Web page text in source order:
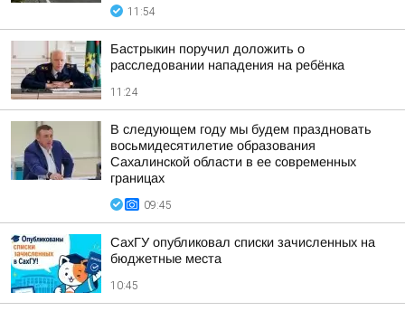
11:54
Бастрыкин поручил доложить о
расследовании нападения на ребёнка
11:24
В следующем году мы будем праздновать
восьмидесятилетие образования
Сахалинской области в ее современных
границах
09:45
СахГУ опубликовал списки зачисленных на
бюджетные места
10:45